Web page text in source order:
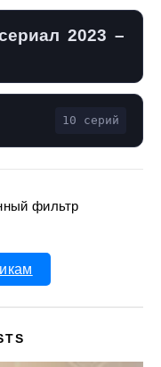
2023 –
10 серий
фильтр